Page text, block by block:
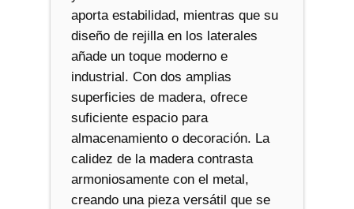
aporta estabilidad, mientras que su
diseño de rejilla en los laterales
añade un toque moderno e
industrial. Con dos amplias
superficies de madera, ofrece
suficiente espacio para
almacenamiento o decoración. La
calidez de la madera contrasta
armoniosamente con el metal,
creando una pieza versátil que se